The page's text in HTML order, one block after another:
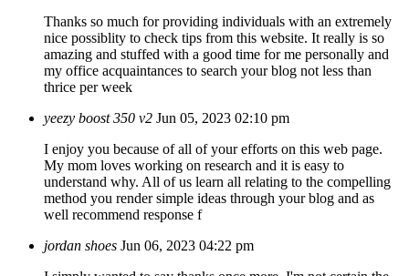
Thanks so much for providing individuals with an extremely
nice possiblity to check tips from this website. It really is so
amazing and stuffed with a good time for me personally and
my office acquaintances to search your blog not less than
thrice per week
yeezy boost 350 v2 Jun 05, 2023 02:10 pm
I enjoy you because of all of your efforts on this web page.
My mom loves working on research and it is easy to
understand why. All of us learn all relating to the compelling
method you render simple ideas through your blog and as
well recommend response f
jordan shoes Jun 06, 2023 04:22 pm